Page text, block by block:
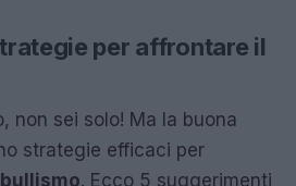
per affrontare il
non sei solo! Ma la buona
strategie efficaci per
. Ecco 5 suggerimenti